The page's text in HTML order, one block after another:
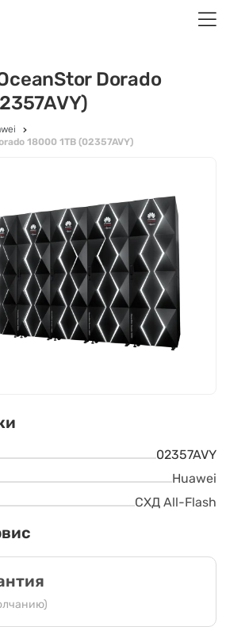
Dorado
18000 1TB (02357AVY)
02357AVY
Huawei
СХД All-Flash